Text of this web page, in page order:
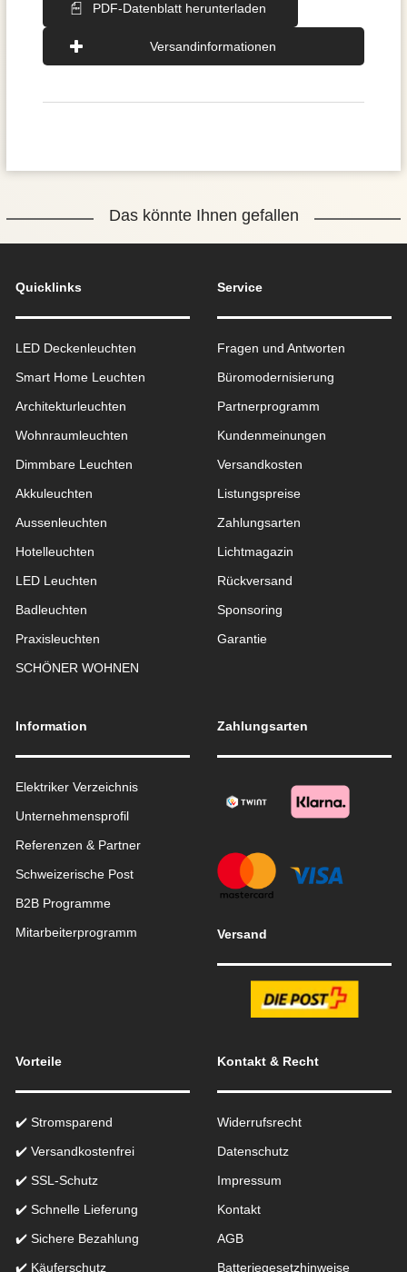
PDF-Datenblatt herunterladen
Versandinformationen
Das könnte Ihnen gefallen
Quicklinks
LED Deckenleuchten
Smart Home Leuchten
Architekturleuchten
Wohnraum­leuchten
Dimmbare Leuchten
Akkuleuchten
Aussen­leuchten
Hotelleuchten
LED Leuchten
Badleuchten
Praxisleuchten
SCHÖNER WOHNEN
Service
Fragen und Antworten
Büromodernisierung
Partnerprogramm
Kundenmeinungen
Versandkosten
Listungspreise
Zahlungsarten
Lichtmagazin
Rückversand
Sponsoring
Garantie
Information
Elektriker Verzeichnis
Unternehmensprofil
Referenzen & Partner
Schweizerische Post
B2B Programme
Mitarbeiterprogramm
Zahlungsarten
Versand
Vorteile
✔️ Stromsparend
✔️ Versandkostenfrei
✔️ SSL-Schutz
✔️ Schnelle Lieferung
✔️ Sichere Bezahlung
✔️ Käuferschutz
Kontakt & Recht
Widerrufsrecht
Datenschutz
Impressum
Kontakt
AGB
Batteriegesetzhinweise